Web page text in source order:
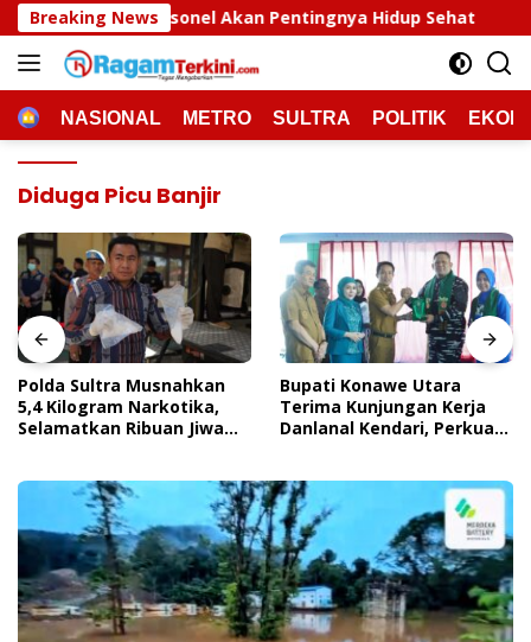
Langsung
ke
konten
Breaking News
Akan Pentingnya Hidup Sehat Polda Sultra
HOMENASIONAL METRO SULTRA POLITIK
Diduga Picu Banjir
Polda Sultra Musnahkan
5,4 Kilogram Narkotika,
Selamatkan Ribuan Jiwa
Bupati Konawe Utara
Terima Kunjungan Kerja
Danlanal Kendari, Perkuat